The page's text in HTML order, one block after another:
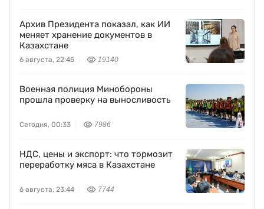
Архив Президента показал, как ИИ
меняет хранение документов в
Казахстане
6 августа, 22:45 19140
Военная полиция Минобороны
прошла проверку на выносливость
Сегодня, 00:33 7986
НДС, цены и экспорт: что тормозит
переработку мяса в Казахстане
6 августа, 23:44 7744